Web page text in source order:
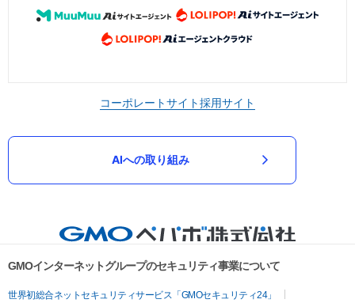
コーポレートサイト採用サイト
AIへの取り組み
GMOインターネットグループのセキュリティ事業について
世界初総合ネットセキュリティサービス「GMOセキュリティ24」